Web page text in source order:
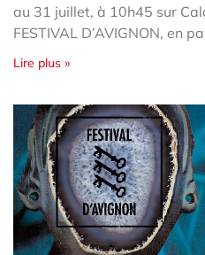
au 31 juillet, à 10h45 sur
FESTIVAL D’AVIGNON, en
Lire plus »